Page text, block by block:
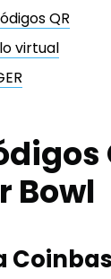
QR
virtual
Bowl